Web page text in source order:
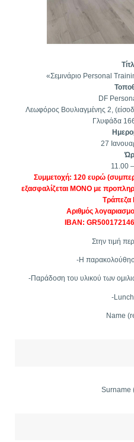
«Σεμινάριο Personal
DF
Λεωφόρος Βουλιαγμένης 2,
Γλυφάδα
27
11.00
Συμμετοχή: 120 ευρώ
εξασφαλίζεται ΜΟΝΟ με
Τράπεζα
Αριθμός
IBAN:
Στην τιμή
-Η
-Παράδοση του υλικού των
-
Name
Surname